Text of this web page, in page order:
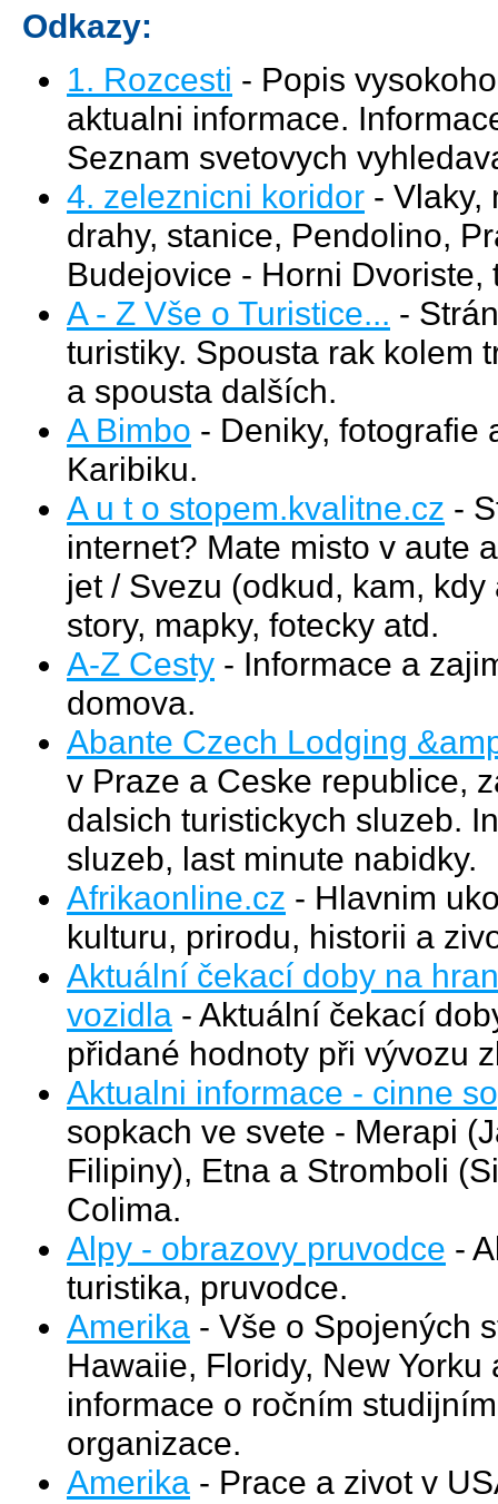
Odkazy:
1. Rozcesti - Popis
aktualni informace.
Seznam svetovych
4. zeleznicni koridor - Vlaky,
drahy, stanice, Pendolino,
Budejovice - Horni
A - Z Vše o Turistice... -
turistiky. Spousta rak kolem
a spousta dalších.
A Bimbo - Deniky, fotografie
Karibiku.
A u t o stopem.kvalitne.cz -
internet? Mate misto v aute
jet / Svezu (odkud, kam,
story, mapky, fotecky atd.
A-Z Cesty - Informace a
domova.
Abante Czech Lodging
v Praze a Ceske republice,
dalsich turistickych sluzeb.
sluzeb, last minute nabidky.
Afrikaonline.cz - Hlavnim
kulturu, prirodu, historii a
Aktuální čekací doby na
vozidla - Aktuální čekací
přidané hodnoty při vývozu
Aktualni informace - cinne
sopkach ve svete - Merapi
Filipiny), Etna a Stromboli
Colima.
Alpy - obrazovy pruvodce -
turistika, pruvodce.
Amerika - Vše o Spojených
Hawaiie, Floridy, New
informace o ročním
organizace.
Amerika - Prace a zivot v